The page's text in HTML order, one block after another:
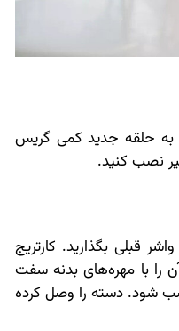
به حلقه جدید کمی گریس
نصب کنید.
قبلی بگذارید. کارتریج
را با مهره‌های بدنه سفت
شود. دسته را وصل کرده